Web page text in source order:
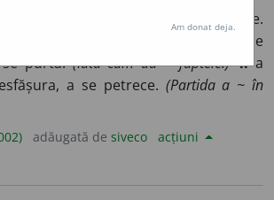
a se desfășura, a merge.
a se desfășura, a se întâmpla, a se
se purta.(Iată cum au ~ faptele.) 4.a
a se petrece. (Partida a ~ în
adăugată de siveco acțiuni
Am donat deja.